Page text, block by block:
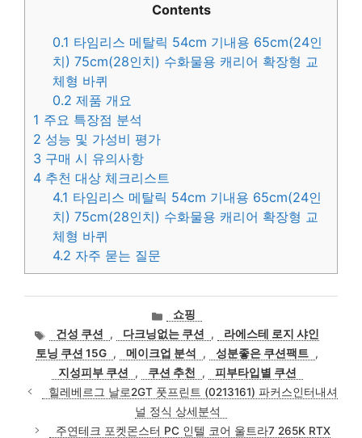
Contents
0.1 타임리스 메탈릭 54cm 기내용 65cm(24인
치) 75cm(28인치) 수화물용 캐리어 확장형 교
체형 바퀴
0.2 제품 개요
1 주요 특장점 분석
2 성능 및 가성비 평가
3 구매 시 유의사항
4 추천 대상 체크리스트
4.1 타임리스 메탈릭 54cm 기내용 65cm(24인
치) 75cm(28인치) 수화물용 캐리어 확장형 교
체형 바퀴
4.2 자주 묻는 질문
카
테
고
리
쇼핑
태
그
건성 쿠션 , 다크닝없는 쿠션 ,
라에스테 로지 샤인
토닝 쿠션 15G , 메이크업 분석 , 성분좋은 쿠션팩트 ,
지성피부 쿠션
, 쿠션 추천 ,
피부타입별 쿠션
힐레베르그 날로2GT 풋프린트 (0213161) 파커스인터내셔
널 정식 상세분석
주연테크 포켓몬스터 PC 인텔 코어 울트라7 265K RTX